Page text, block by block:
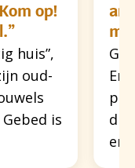
op!
huis”,
oud-
is
en